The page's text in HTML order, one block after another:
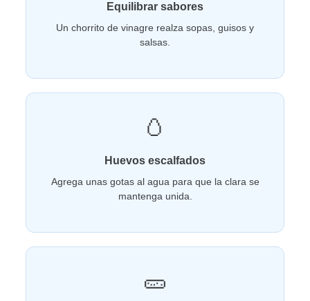
Equilibrar sabores
Un chorrito de vinagre realza sopas, guisos y
salsas.
🥚
Huevos escalfados
Agrega unas gotas al agua para que la clara se
mantenga unida.
🥒